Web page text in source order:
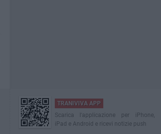
TRANIVIVA APP
Scarica l'applicazione per iPhone,
iPad e Android e ricevi notizie push